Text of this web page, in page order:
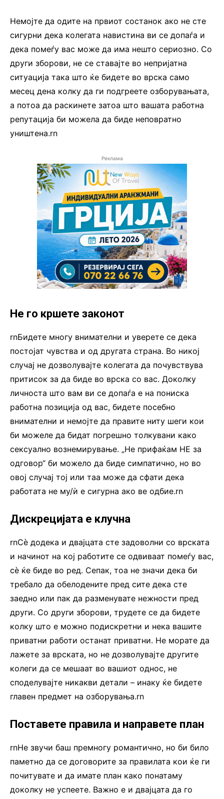
Немојте да одите на првиот состанок ако не сте
сигурни дека колегата навистина ви се допаѓа и
дека помеѓу вас може да има нешто сериозно. Со
други зборови, не се ставајте во непријатна
ситуација така што ќе бидете во врска само
месец дена колку да ги подгреете озборувањата,
а потоа да раскинете затоа што вашата работна
репутација би можела да биде неповратно
уништена.rn
Реклама
Не го кршете законот
rnБидете многу внимателни и уверете се дека
постојат чувства и од другата страна. Во никој
случај не дозволувајте колегата да почувствува
притисок за да биде во врска со вас. Доколку
личноста што вам ви се допаѓа е на пониска
работна позиција од вас, бидете посебно
внимателни и немојте да правите ниту шеги кои
би можеле да бидат погрешно толкувани како
сексуално вознемирување. „Не прифаќам НЕ за
одговор“ би можело да биде симпатично, но во
овој случај тој или таа може да сфати дека
работата не му/ѝ е сигурна ако ве одбие.rn
Дискрецијата е клучна
rnСè додека и двајцата сте задоволни со врската
и начинот на кој работите се одвиваат помеѓу вас,
сè ќе биде во ред. Сепак, тоа не значи дека би
требало да обелодените пред сите дека сте
заедно или пак да разменувате нежности пред
други. Со други зборови, трудете се да бидете
колку што е можно подискретни и нека вашите
приватни работи останат приватни. Не морате да
лажете за врската, но не дозволувајте другите
колеги да се мешаат во вашиот однос, не
споделувајте никакви детали – инаку ќе бидете
главен предмет на озборувања.rn
Поставете правила и направете план
rnНе звучи баш премногу романтично, но би било
паметно да се договорите за правилата кои ќе ги
почитувате и да имате план како понатаму
доколку не успеете. Важно е и двајцата да го